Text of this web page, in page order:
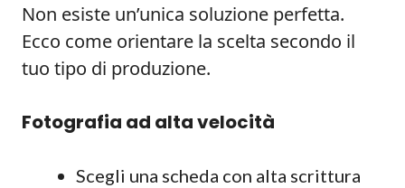
Non esiste un’unica soluzione perfetta.
Ecco come orientare la scelta secondo il
tuo tipo di produzione.
Fotografia ad alta velocità
Scegli una scheda con alta scrittura